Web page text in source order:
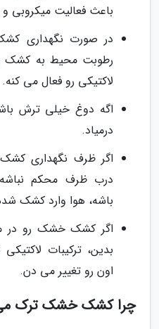
باعث فعالیت
در صورت نگهداری
رطوبت محیط به
لاکتیکی رو فعال می کنه.
اگه دوغ خیلی ترش
درمیاد.
اگر ظرف نگهداری
درب ظرف محکم
باشه، هوا وارد کشک
اگر کشک خشک رو در
بدین، ترکیبات
اون رو تغییر می دن.
چرا کشک خشک ترک